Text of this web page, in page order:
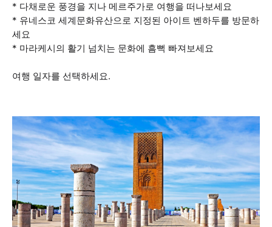
* 다채로운 풍경을 지나 메르주가로 여행을 떠나보세요
* 유네스코 세계문화유산으로 지정된 아이트 벤하두를 방문하
세요
* 마라케시의 활기 넘치는 문화에 흠뻑 빠져보세요
여행 일자를 선택하세요.